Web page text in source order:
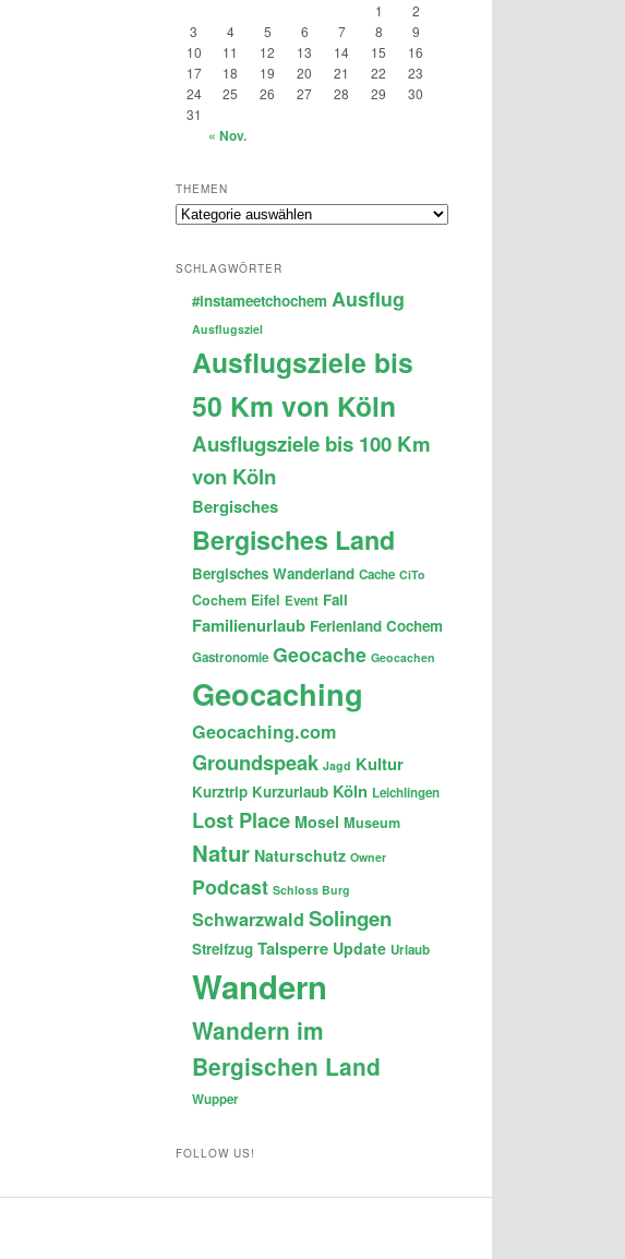
1
2
3
4 5 6 7 8
9
10
11 12 13 14 15
16
17
18 19 20 21 22
23
24
25 26 27 28 29
30
31
« Nov.
THEMEN
Themen
SCHLAGWÖRTER
#instameetchochem Ausflug
Ausflugsziel
Ausflugsziele bis
50 Km von Köln
Ausflugsziele bis 100 Km
von Köln
Bergisches
Bergisches Land
Bergisches Wanderland Cache CiTo
Cochem Eifel Event Fail
Familienurlaub Ferienland Cochem
Gastronomie Geocache Geocachen
Geocaching
Geocaching.com
Groundspeak Jagd Kultur
Kurztrip Kurzurlaub Köln Leichlingen
Lost Place Mosel Museum
Natur Naturschutz Owner
Podcast Schloss Burg
Schwarzwald Solingen
Streifzug Talsperre Update Urlaub
Wandern
Wandern im
Bergischen Land
Wupper
FOLLOW US!